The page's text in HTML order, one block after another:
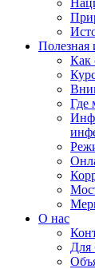
Полезная
Как
Где
О нас
Для